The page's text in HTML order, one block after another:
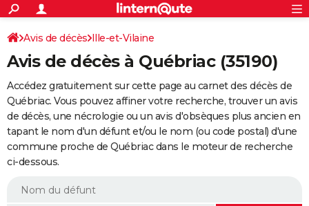
ACTUALITÉS
Politique
Société
Faits Divers
Education
Monde
Villes
+
SPORT
Coupe du monde 2026
Football
Tennis
Cyclisme
Rugby
Forum
Programme TV
TNT
Streaming
Cinéma
Sorties cinéma
Musique
+
FINANCE
Retraite
Epargne
Immobilier
Risques naturels par ville
Assurance
AUTO
Essais
Réserver un essai
Citadines
Berlines
SUV
Forum auto
+HIGH-TECH
BRICOLAGE
S'inscrire
Connexion
Avis de décès Ille-et-Vilaine
Avis de décès à Québriac (35190)
Accédez gratuitement sur cette page au carnet des décès de
Québriac. Vous pouvez affiner votre recherche, trouver un avis
de décès, une nécrologie ou un avis d'obsèques plus ancien en
tapant le nom d'un défunt et/ou le nom (ou code postal) d'une
commune proche de Québriac dans le moteur de recherche
ci-dessous.